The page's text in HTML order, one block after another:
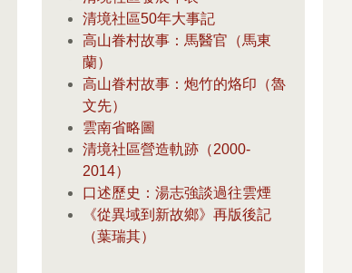
清境社區50年大事記
高山眷村故事：馬醫官（馬東
蘭）
高山眷村故事：炮竹的烙印（魯
文先）
雲南省略圖
清境社區營造軌跡（2000-
2014）
口述歷史：湯志強談過往雲煙
《從異域到新故鄉》再版後記
（葉瑞其）